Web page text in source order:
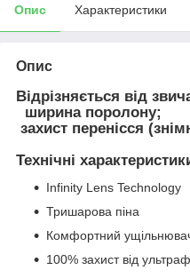
Опис Характеристики
Опис
Відрізняється від
ширина поролону;
захист перенісся
Технічні
Infinity Lens Technology
Тришарова піна
Комфортний ущільнювач
100% захист від